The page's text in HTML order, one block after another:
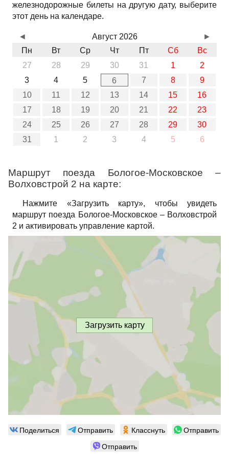
железнодорожные билеты на другую дату, выберите
этот день на календаре.
Август 2026
Пн
Вт Ср Чт Пт Сб
Вс
27
28 29 30 31 1
2
3
4 5 6 7 8
9
10
11 12 13 14 15
16
17
18 19 20 21 22
23
24
25 26 27 28 29
30
31
1 2 3 4 5 6
◄ ►
Маршрут поезда Бологое-Московское –
Волховстрой 2 на карте:
Нажмите «Загрузить карту», чтобы увидеть
маршрут поезда Бологое-Московское – Волховстрой
2 и активировать управление картой.
Загрузить карту
Поделиться Отправить Класснуть
Отправить
Отправить